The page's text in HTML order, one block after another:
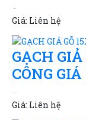
Giá: Liên hệ
GẠCH
CÔNG GIÁ
Giá: Liên hệ